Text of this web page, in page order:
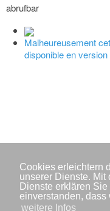
Cookies erleichtern
unserer Dienste. Mit
Dienste erklären
einverstanden,
weitere Infos
abrufbar
Malheureusement
disponible en
Partner